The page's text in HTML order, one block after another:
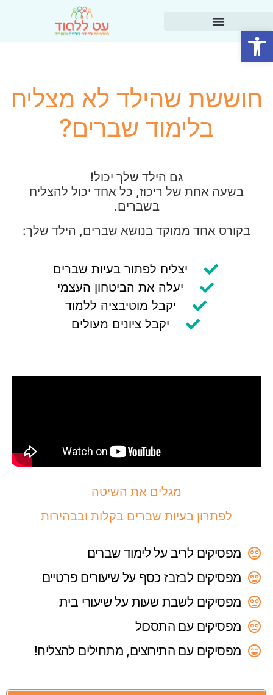
פתח סרגל נגישות
חוששת שהילד לא מצליח
בלימוד שברים?
גם הילד שלך יכול!
בשעה אחת של ריכוז, כל אחד יכול להצליח
בשברים.
בקורס אחד ממוקד בנושא שברים, הילד שלך:
יצליח לפתור בעיות שברים
יעלה את הביטחון העצמי
יקבל מוטיבציה ללמוד
יקבל ציונים מעולים
מגלים את השיטה
לפתרון בעיות שברים בקלות ובבהירות
מפסיקים לריב על לימוד שברים
מפסיקים לבזבז כסף על שיעורים פרטיים
מפסיקים לשבת שעות על שיעורי בית
מפסיקים עם התסכול
מפסיקים עם התירוצים, מתחילים להצליח!